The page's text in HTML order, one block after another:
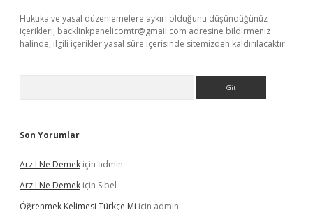
Hukuka ve yasal düzenlemelere aykırı olduğunu düşündüğünüz
içerikleri, backlinkpanelicomtr@gmail.com adresine bildirmeniz
halinde, ilgili içerikler yasal süre içerisinde sitemizden kaldırılacaktır.
Son Yorumlar
Arz I Ne Demek için admin
Arz I Ne Demek için Sibel
Öğrenmek Kelimesi Türkçe Mi için admin